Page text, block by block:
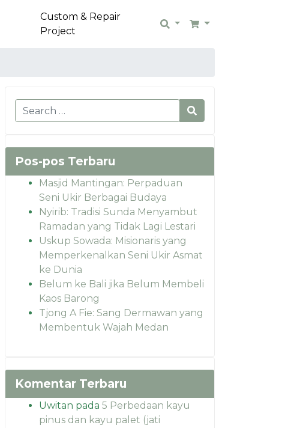
Custom & Repair
Project
SearchCart
Pos-pos Terbaru
Masjid Mantingan: Perpaduan
Seni Ukir Berbagai Budaya
Nyirib: Tradisi Sunda Menyambut
Ramadan yang Tidak Lagi Lestari
Uskup Sowada: Misionaris yang
Memperkenalkan Seni Ukir Asmat
ke Dunia
Belum ke Bali jika Belum Membeli
Kaos Barong
Tjong A Fie: Sang Dermawan yang
Membentuk Wajah Medan
Komentar Terbaru
Uwitan pada 5 Perbedaan kayu
pinus dan kayu palet (jati